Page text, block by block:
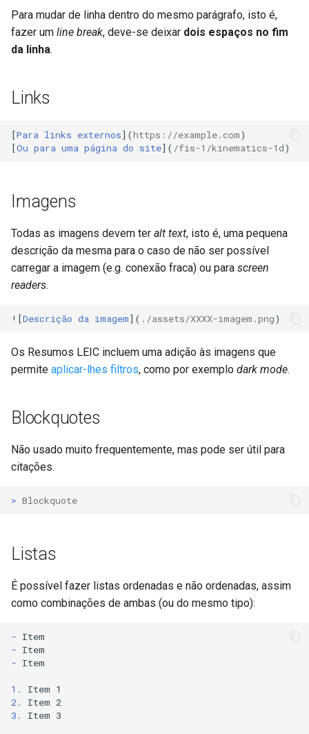
Para mudar de linha dentro do mesmo parágrafo, isto é,
fazer um line break, deve-se deixar dois espaços no fim
da linha.
Links
[Para links externos](https://example.com)
[Ou para uma página do site]( /fis-1/kinematics-1d
Imagens
Todas as imagens devem ter alt text, isto é, uma pequena
descrição da mesma para o caso de não ser possível
carregar a imagem (e.g. conexão fraca) ou para screen
readers.
![Descrição da imagem]( ./assets/XXXX-imagem.png
Os Resumos LEIC incluem uma adição às imagens que
permite aplicar-lhes filtros, como por exemplo dark mode.
Blockquotes
Não usado muito frequentemente, mas pode ser útil para
citações.
> Blockquote
Listas
É possível fazer listas ordenadas e não ordenadas, assim
como combinações de ambas (ou do mesmo tipo):
-
-
- Item
1.
2.
3.
Item 3